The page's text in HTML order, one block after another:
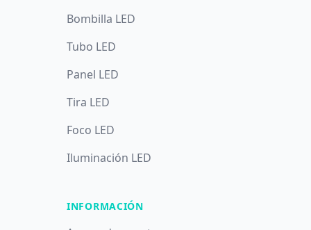
Bombilla LED
Tubo LED
Panel LED
Tira LED
Foco LED
Iluminación LED
INFORMACIÓN